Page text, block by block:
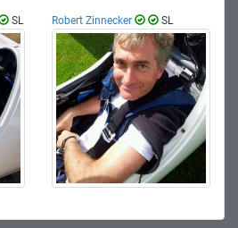
SL Robert Zinnecker SL